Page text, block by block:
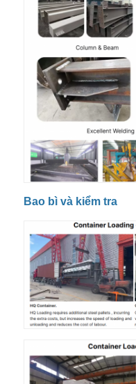
Bao bì và kiểm tra